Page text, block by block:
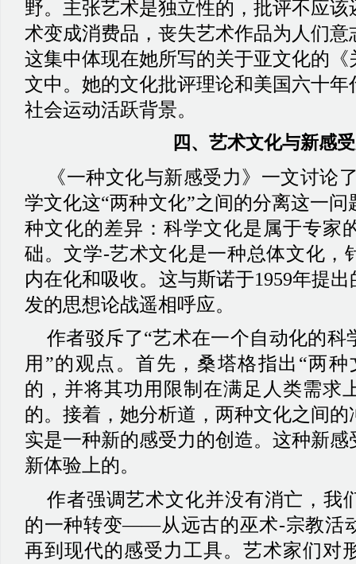
野。主张艺术是独立性的，批评不应
术变成消费品，丧失艺术作品为人们
这集中体现在她所写的关于亚文化的
文中。她的文化批评理论和美国六十
社会运动活跃背景。
四、 艺术文化与新感
《一种文化与新感受力》一文讨论
学文化这“两种文化”之间的分离这一
种文化的差异：科学文化是属于专家
础。文学-艺术文化是一种总体文化，
内在化和吸收。这与斯诺于1959年提
发的思想论战遥相呼应。
作者驳斥了“艺术在一个自动化的科
用”的观点。首先，桑塔格指出“两
的，并将其功用限制在满足人类需求
的。接着，她分析道，两种文化之间
实是一种新的感受力的创造。这种新
新体验上的。
作者强调艺术文化并没有消亡，我
的一种转变——从远古的巫术-宗教活
再到现代的感受力工具。艺术家们对